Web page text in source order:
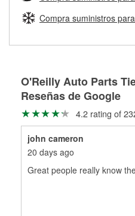
Herramientas de O'Reilly
pueden ser reutilizados,
partes de reemplazo
Rectificación de tambores y
Compra suministros
O'Reilly Auto Parts
Reseñas de Google
4.2 rating of
john cameron
20 days ago
Great people really know